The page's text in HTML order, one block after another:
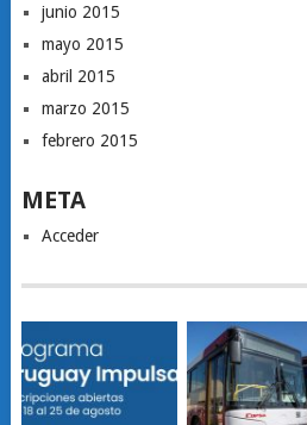
junio 2015
mayo 2015
abril 2015
marzo 2015
febrero 2015
META
Acceder